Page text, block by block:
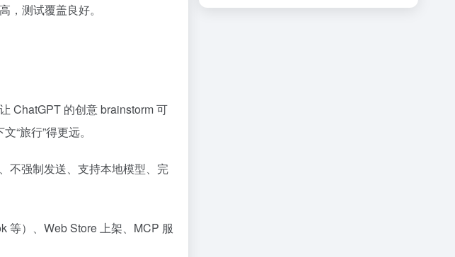
测试覆盖良好。
ChatGPT 的创意 brainstorm 可
“旅行”得更远。
不强制发送、支持本地模型、完
等）、Web Store 上架、MCP 服